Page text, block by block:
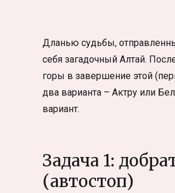
Дланью судьбы,
себя загадочный Алтай.
горы в завершение этой
два варианта – Актру или
вариант.
Задача 1:
(автостоп)